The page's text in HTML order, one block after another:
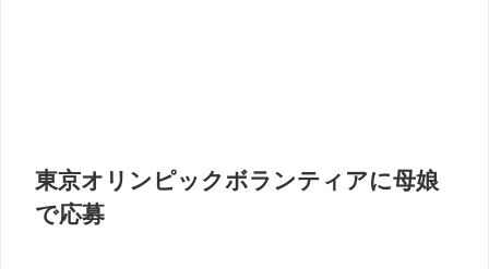
東京オリンピックボランティアに母娘
で応募